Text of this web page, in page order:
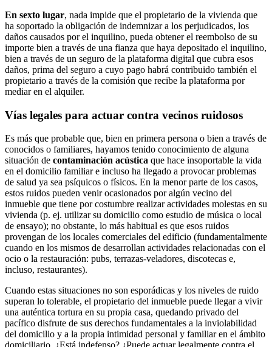
En sexto lugar, nada impide que el propietario de la vivienda que
ha soportado la obligación de indemnizar a los perjudicados, los
daños causados por el inquilino, pueda obtener el reembolso de su
importe bien a través de una fianza que haya depositado el inquilino,
bien a través de un seguro de la plataforma digital que cubra esos
daños, prima del seguro a cuyo pago habrá contribuido también el
propietario a través de la comisión que recibe la plataforma por
mediar en el alquiler.
Vías legales para actuar contra vecinos ruidosos
Es más que probable que, bien en primera persona o bien a través de
conocidos o familiares, hayamos tenido conocimiento de alguna
situación de contaminación acústica que hace insoportable la vida
en el domicilio familiar e incluso ha llegado a provocar problemas
de salud ya sea psíquicos o físicos. En la menor parte de los casos,
estos ruidos pueden venir ocasionados por algún vecino del
inmueble que tiene por costumbre realizar actividades molestas en su
vivienda (p. ej. utilizar su domicilio como estudio de música o local
de ensayo); no obstante, lo más habitual es que esos ruidos
provengan de los locales comerciales del edificio (fundamentalmente
cuando en los mismos de desarrollan actividades relacionadas con el
ocio o la restauración: pubs, terrazas-veladores, discotecas e,
incluso, restaurantes).
Cuando estas situaciones no son esporádicas y los niveles de ruido
superan lo tolerable, el propietario del inmueble puede llegar a vivir
una auténtica tortura en su propia casa, quedando privado del
pacífico disfrute de sus derechos fundamentales a la inviolabilidad
del domicilio y a la propia intimidad personal y familiar en el ámbito